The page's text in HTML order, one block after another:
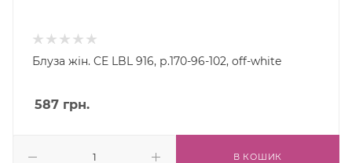
Блуза жін. CE LBL 916, р.170-96-102, off-white
587 грн.
В КОШИК